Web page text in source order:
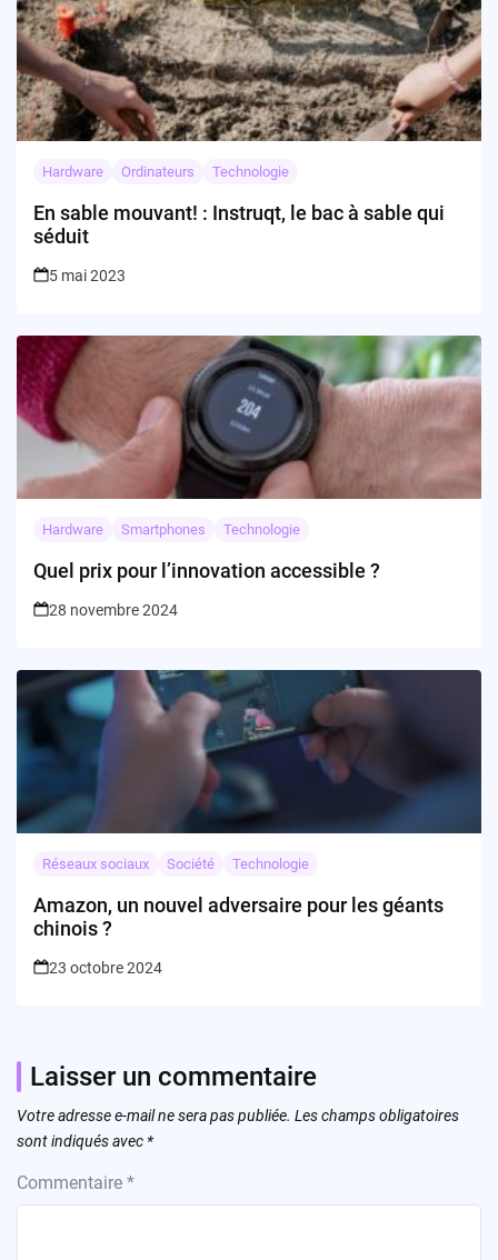
Hardware Ordinateurs Technologie
En sable mouvant! : Instruqt, le bac à sable qui
séduit
5 mai 2023
Hardware Smartphones Technologie
Quel prix pour l’innovation accessible ?
28 novembre 2024
Réseaux sociaux Société Technologie
Amazon, un nouvel adversaire pour les géants
chinois ?
23 octobre 2024
Laisser un commentaire
Votre adresse e-mail ne sera pas publiée. Les champs obligatoires
sont indiqués avec *
Commentaire *